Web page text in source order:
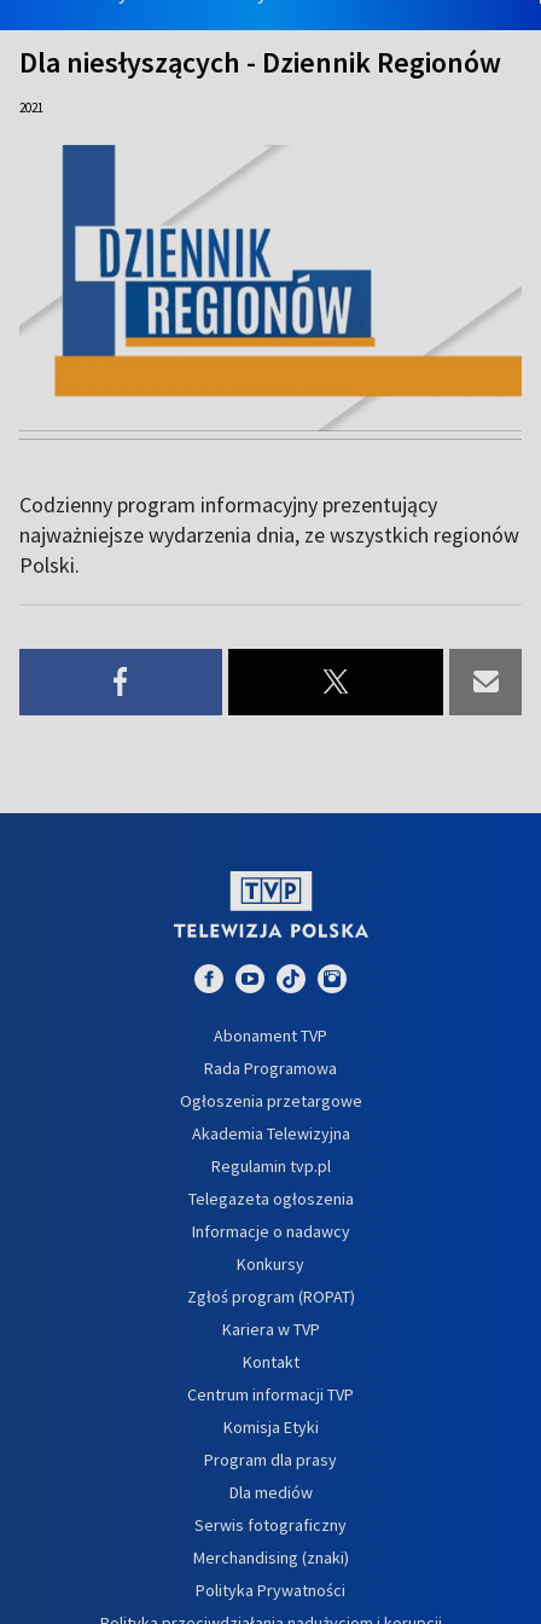
Dla niesłyszących - Dziennik Regionów
2021
Codzienny program informacyjny prezentujący
najważniejsze wydarzenia dnia, ze wszystkich regionów
Polski.
Abonament TVP
Rada Programowa
Ogłoszenia przetargowe
Akademia Telewizyjna
Regulamin tvp.pl
Telegazeta ogłoszenia
Informacje o nadawcy
Konkursy
Zgłoś program (ROPAT)
Kariera w TVP
Kontakt
Centrum informacji TVP
Komisja Etyki
Program dla prasy
Dla mediów
Serwis fotograficzny
Merchandising (znaki)
Polityka Prywatności